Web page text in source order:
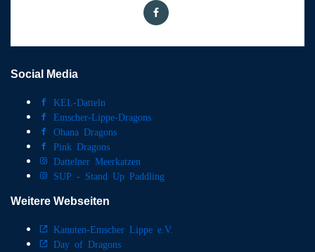
Social Media
KEL-Datteln
Emscher-Lippe-Dragons
Ohana Dragons
Pink Dragons
Dattelner Meerkatzen
SUP - Stand Up Paddling
Weitere Webseiten
Kanuten-Emscher Lippe e.V.
Day of Dragons